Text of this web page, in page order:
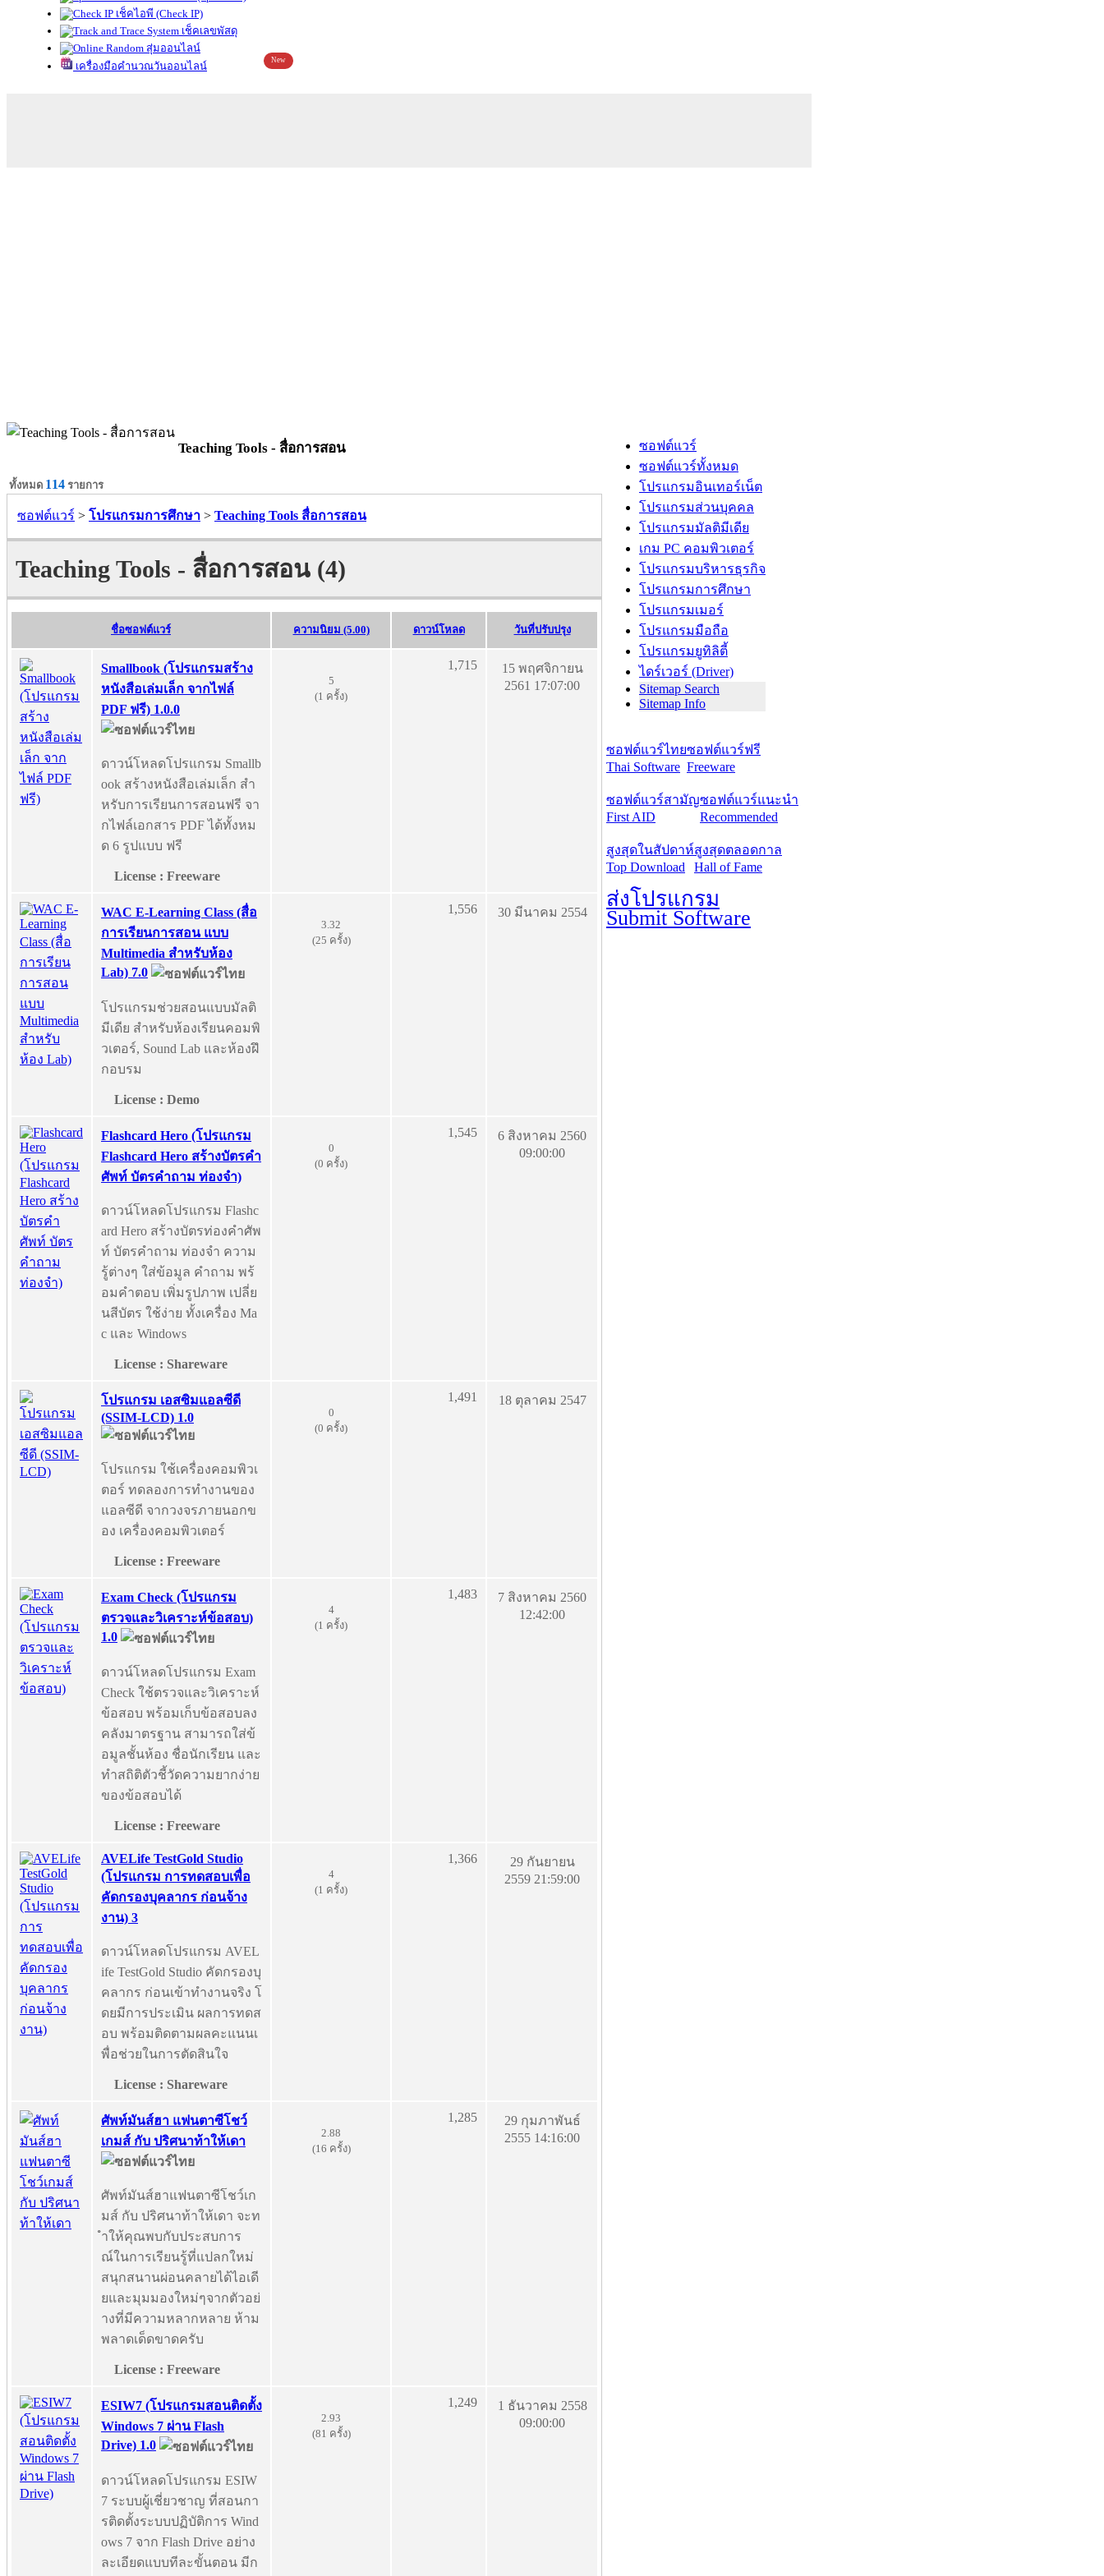
เช็คไอพี (Check IP)
เช็คเลขพัสดุ
สุ่มออนไลน์
เครื่องมือคำนวณวันออนไลน์
New
Teaching Tools - สื่อการสอน
ทั้งหมด 114 รายการ
ซอฟต์แวร์ > โปรแกรมการศึกษา > Teaching Tools สื่อการสอน
Teaching Tools - สื่อการสอน (4)
ชื่อซอฟต์แวร์ ความนิยม (5.00) ดาวน์โหลด วันที่ปรับปรุง
Smallbook (โปรแกรมสร้าง
หนังสือเล่มเล็ก จากไฟล์
PDF ฟรี) 1.0.0
ดาวน์โหลดโปรแกรม Smallb
ook สร้างหนังสือเล่มเล็ก สำ
หรับการเรียนการสอนฟรี จา
กไฟล์เอกสาร PDF ได้ทั้งหม
ด 6 รูปแบบ ฟรี
License : Freeware
5
(1 ครั้ง)
1,715
15 พฤศจิกายน
2561 17:07:00
WAC E-Learning Class (สื่อ
การเรียนการสอน แบบ
Multimedia สำหรับห้อง
Lab) 7.0
โปรแกรมช่วยสอนแบบมัลติ
มีเดีย สำหรับห้องเรียนคอมพิ
วเตอร์, Sound Lab และห้องฝึ
กอบรม
License : Demo
3.32
(25 ครั้ง)
1,556 30 มีนาคม 2554
Flashcard Hero (โปรแกรม
Flashcard Hero สร้างบัตรคำ
ศัพท์ บัตรคำถาม ท่องจำ)
ดาวน์โหลดโปรแกรม Flashc
ard Hero สร้างบัตรท่องคำศัพ
ท์ บัตรคำถาม ท่องจำ ความ
รู้ต่างๆ ใส่ข้อมูล คำถาม พร้
อมคำตอบ เพิ่มรูปภาพ เปลี่ย
นสีบัตร ใช้ง่าย ทั้งเครื่อง Ma
c และ Windows
License : Shareware
0
(0 ครั้ง)
1,545
6 สิงหาคม 2560
09:00:00
โปรแกรม เอสซิมแอลซีดี
(SSIM-LCD) 1.0
โปรแกรม ใช้เครื่องคอมพิวเ
ตอร์ ทดลองการทำงานของ
แอลซีดี จากวงจรภายนอกข
อง เครื่องคอมพิวเตอร์
License : Freeware
0
(0 ครั้ง)
1,491 18 ตุลาคม 2547
Exam Check (โปรแกรม
ตรวจและวิเคราะห์ข้อสอบ)
1.0
ดาวน์โหลดโปรแกรม Exam
Check ใช้ตรวจและวิเคราะห์
ข้อสอบ พร้อมเก็บข้อสอบลง
คลังมาตรฐาน สามารถใส่ข้
อมูลชั้นห้อง ชื่อนักเรียน และ
ทำสถิติตัวชี้วัดความยากง่าย
ของข้อสอบได้
License : Freeware
4
(1 ครั้ง)
1,483
7 สิงหาคม 2560
12:42:00
AVELife TestGold Studio
(โปรแกรม การทดสอบเพื่อ
คัดกรองบุคลากร ก่อนจ้าง
งาน) 3
ดาวน์โหลดโปรแกรม AVEL
ife TestGold Studio คัดกรองบุ
คลากร ก่อนเข้าทำงานจริง โ
ดยมีการประเมิน ผลการทดส
อบ พร้อมติดตามผลคะแนนเ
พื่อช่วยในการตัดสินใจ
License : Shareware
4
(1 ครั้ง)
1,366
29 กันยายน
2559 21:59:00
ศัพท์มันส์ฮา แฟนตาซีโชว์
เกมส์ กับ ปริศนาท้าให้เดา
ศัพท์มันส์ฮาแฟนตาซีโชว์เก
มส์ กับ ปริศนาท้าให้เดา จะท
ำให้คุณพบกับประสบการ
ณ์ในการเรียนรู้ที่แปลกใหม่
สนุกสนานผ่อนคลายได้ไอเดี
ยและมุมมองใหม่ๆจากตัวอย่
างที่มีความหลากหลาย ห้าม
พลาดเด็ดขาดครับ
License : Freeware
2.88
(16 ครั้ง)
1,285
29 กุมภาพันธ์
2555 14:16:00
ESIW7 (โปรแกรมสอนติดตั้ง
Windows 7 ผ่าน Flash
Drive) 1.0
ดาวน์โหลดโปรแกรม ESIW
7 ระบบผู้เชี่ยวชาญ ที่สอนกา
รติดตั้งระบบปฏิบัติการ Wind
ows 7 จาก Flash Drive อย่าง
ละเอียดแบบทีละขั้นตอน มีก
2.93
(81 ครั้ง)
1,249
1 ธันวาคม 2558
09:00:00
ซอฟต์แวร์
ซอฟต์แวร์ทั้งหมด
โปรแกรมอินเทอร์เน็ต
โปรแกรมส่วนบุคคล
โปรแกรมมัลติมีเดีย
เกม PC คอมพิวเตอร์
โปรแกรมบริหารธุรกิจ
โปรแกรมการศึกษา
โปรแกรมเมอร์
โปรแกรมมือถือ
โปรแกรมยูทิลิตี้
ไดร์เวอร์ (Driver)
Sitemap Search
Sitemap Info
ซอฟต์แวร์ไทย
Thai Software
ซอฟต์แวร์ฟรี
Freeware
ซอฟต์แวร์สามัญ
First AID
ซอฟต์แวร์แนะนำ
Recommended
สูงสุดในสัปดาห์
Top Download
สูงสุดตลอดกาล
Hall of Fame
ส่งโปรแกรม
Submit Software